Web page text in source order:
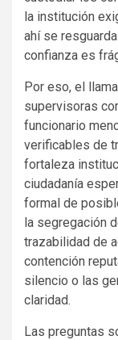
la institución
ahí se
confianza es
Por eso, el
supervisoras
funcionario
verificables de
fortaleza
ciudadanía
formal de
la segregación
trazabilidad de
contención
silencio o las
claridad.
Las preguntas